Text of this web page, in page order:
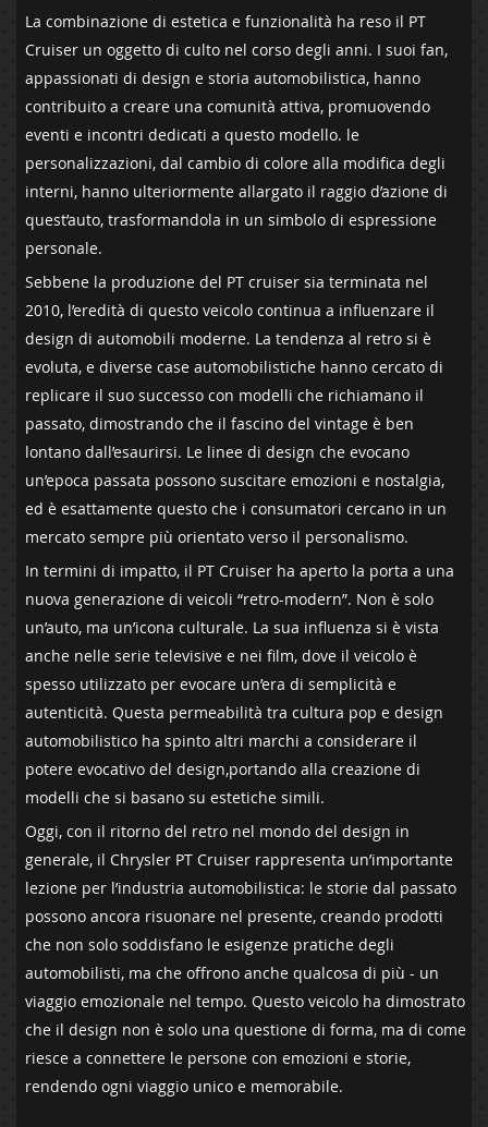
La combinazione‌ di⁤ estetica⁢ e funzionalità ⁤ha⁤ reso ‍il PT
Cruiser ​un oggetto di culto nel corso degli anni. I suoi⁣ fan,
appassionati di design⁢ e storia automobilistica, hanno
contribuito‍ a creare una comunità attiva, promuovendo
⁤eventi‍ e incontri dedicati a questo modello. le
personalizzazioni, dal cambio di ‍colore alla modifica‌ degli
interni, hanno ulteriormente allargato il raggio d’azione di
quest’auto, trasformandola‌ in un simbolo ⁢di espressione
personale. ⁣
Sebbene ‍la ⁣produzione⁢ del PT⁣ cruiser ⁢sia terminata nel
2010, l’eredità di questo veicolo continua ‌a influenzare il
design di automobili⁢ moderne. La ⁢tendenza al retro si è
evoluta, e diverse case automobilistiche⁢ hanno cercato di
⁢replicare il ‍suo successo con modelli che richiamano il
passato, dimostrando ‍che il ⁢fascino ⁣del ⁢vintage​ è ben
lontano ⁢dall’esaurirsi. Le linee ⁤di ⁣design che ⁤evocano
‌un’epoca passata possono suscitare emozioni e ‌nostalgia,
⁤ed ‌è esattamente questo che i consumatori cercano ⁣in‍ un
⁤mercato sempre più orientato verso il personalismo.
In termini di impatto, ‌il PT ⁢Cruiser⁤ ha aperto la porta a ⁢una
nuova generazione di⁤ veicoli “retro-modern”. Non ⁣è solo
un’auto, ma⁢ un’icona⁢ culturale. La sua influenza si è vista
anche nelle serie televisive e⁤ nei​ film,⁢ dove ‍il ⁢veicolo è⁣
spesso utilizzato per evocare un’era di semplicità ‌e
autenticità. Questa permeabilità tra cultura ⁣pop e​ design
‍automobilistico ha ‌spinto altri marchi a considerare il
⁤potere evocativo del design,portando alla creazione di
modelli che si ⁣basano su‍ estetiche simili.
Oggi, con il ritorno del retro nel mondo del design in
generale, ​il‍ Chrysler PT⁤ Cruiser rappresenta un’importante
lezione per l’industria⁤ automobilistica: ​le ⁤storie dal ​passato
possono ancora risuonare ⁢nel presente, creando⁣ prodotti
che non ‍solo ‍soddisfano ⁤le‍ esigenze ‍pratiche ⁣degli
automobilisti, ma che offrono‌ anche qualcosa⁤ di più -⁢ un
viaggio⁣ emozionale nel tempo. Questo veicolo ‌ha dimostrato
che il design non è ⁣solo una questione di⁤ forma, ma ‌di come
riesce⁣ a connettere le persone⁣ con emozioni e storie,
rendendo ogni viaggio unico⁢ e memorabile.